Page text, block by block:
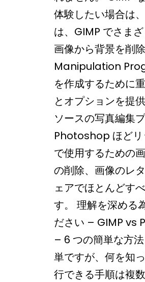
体験したい場合は
は、GIMP でさま
画像から背景を削
Manipulation
を作成するために
とオプションを提
ソースの写真編集
Photoshop ほどリ
で使用するための
の削除、画像のレ
ェアでほとんどす
す。 理解を深める
ださい – GIMP vs
– 6 つの簡単な方
単ですが、何を知
行できる手順は複